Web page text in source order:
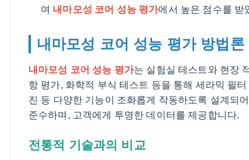
여 내마모성 코어 성능 평가에서 높은 점수를 받
내마모성 코어 성능 평가 방법론
내마모성 코어 성능 평가는 실험실 테스트와 현장
항 평가, 화학적 부식 테스트 등을 통해 세라믹 필
진 등 다양한 기능이 조화롭게 작동하도록 설계되
준수하며, 고객에게 투명한 데이터를 제공합니다.
전통적 기술과의 비교